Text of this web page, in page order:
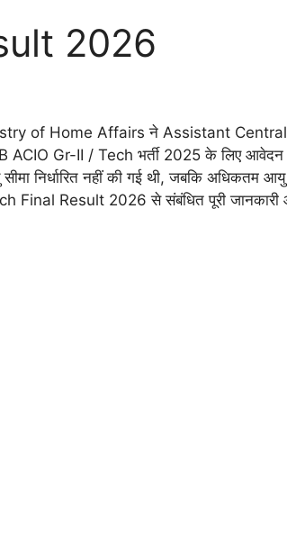
2026
of Home Affairs ने Assistant
ACIO Gr-II / Tech भर्ती 2025 के लिए
निर्धारित नहीं की गई थी, जबकि अधिकतम आयु
Final Result 2026 से संबंधित पूरी